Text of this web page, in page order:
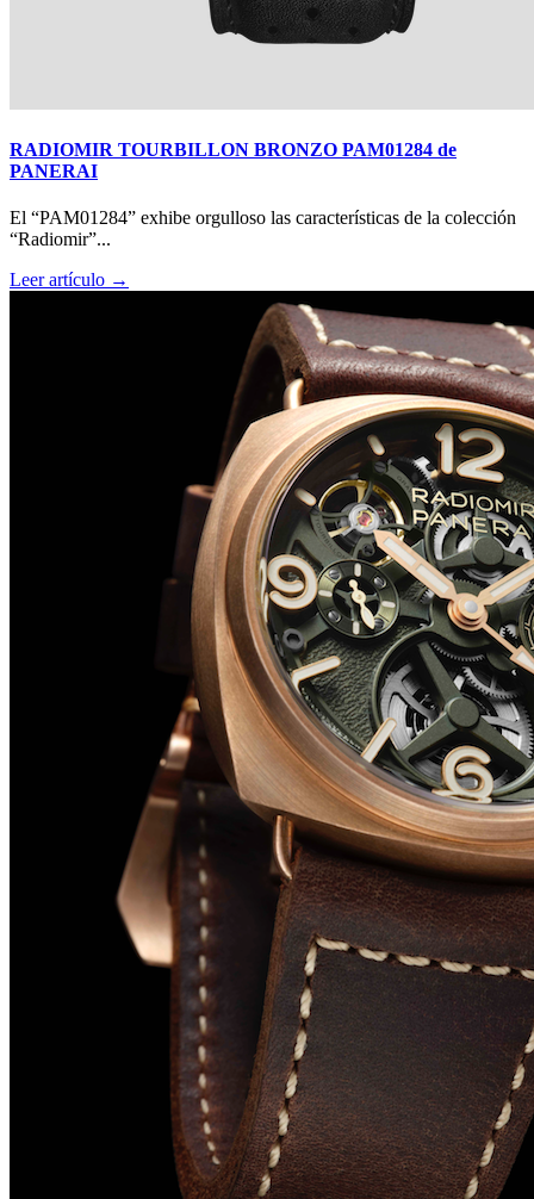
Big Bang Sapphire Sky Blue de Hublot
RADIOMIR TOURBILLON BRONZO PAM01284 de
PANERAI
El “PAM01284” exhibe orgulloso las características de la colección
“Radiomir”...
Leer artículo →